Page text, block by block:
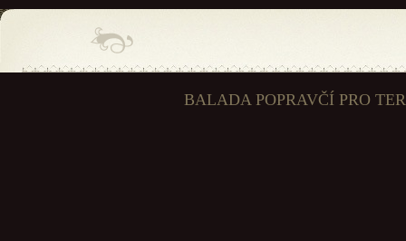
BALADA POPRAVČÍ PRO